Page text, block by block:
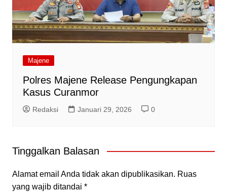
Majene
Polres Majene Release Pengungkapan
Kasus Curanmor
Redaksi Januari 29, 2026 0
Tinggalkan Balasan
Alamat email Anda tidak akan dipublikasikan. Ruas
yang wajib ditandai *